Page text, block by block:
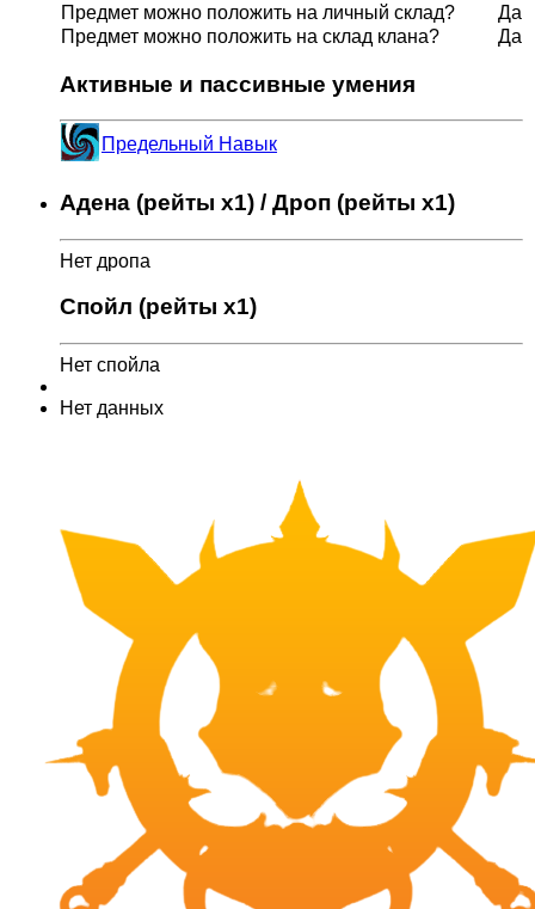
Предмет можно положить на личный склад?
Да
Предмет можно положить на склад клана?
Да
Активные и пассивные умения
Предельный Навык
Адена (рейты x1) / Дроп (рейты x1)
Нет дропа
Спойл (рейты x1)
Нет спойла
Нет данных